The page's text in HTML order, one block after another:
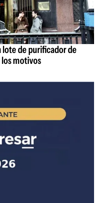
de purificador de
motivos